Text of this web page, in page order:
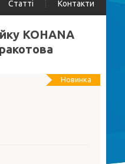
Статті Контакти
KOHANA
Новинка